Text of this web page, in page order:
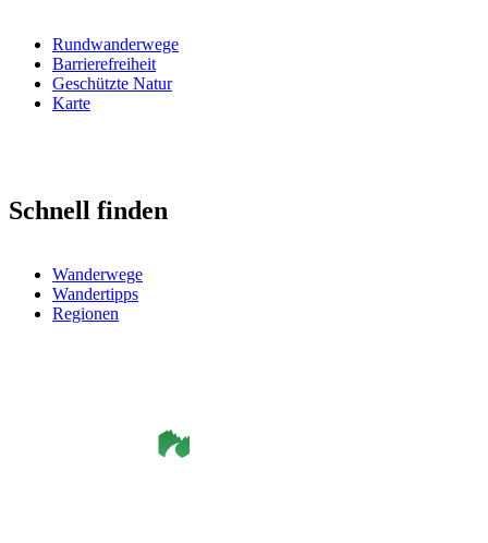
Rundwanderwege
Barrierefreiheit
Geschützte Natur
Karte
Schnell finden
Wanderwege
Wandertipps
Regionen